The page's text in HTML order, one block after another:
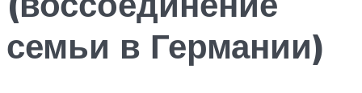
семьи в Германии)